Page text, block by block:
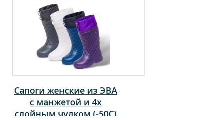
Сапоги женские из ЭВА
с манжетой и 4х
слойным чулком (-50С)